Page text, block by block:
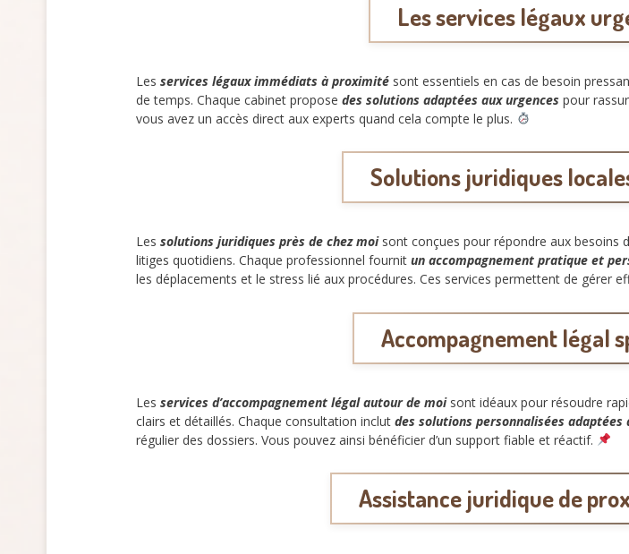
Les services légaux
Les services légaux immédiats à proximité sont essentiels en cas de besoin
de temps. Chaque cabinet propose des solutions adaptées aux urgences pour
vous avez un accès direct aux experts quand cela compte le plus.
Solutions juridiques
Les solutions juridiques près de chez moisont conçues pour répondre aux besoins
litiges quotidiens. Chaque professionnel fournit un accompagnement pratique et
les déplacements et le stress lié aux procédures. Ces services permettent de gérer
Accompagnement légal
Les services d’accompagnement légal autour de moisont idéaux pour résoudre
clairs et détaillés. Chaque consultation inclut des solutions personnalisées adaptées
régulier des dossiers. Vous pouvez ainsi bénéficier d’un support fiable et réactif.
Assistance juridique de